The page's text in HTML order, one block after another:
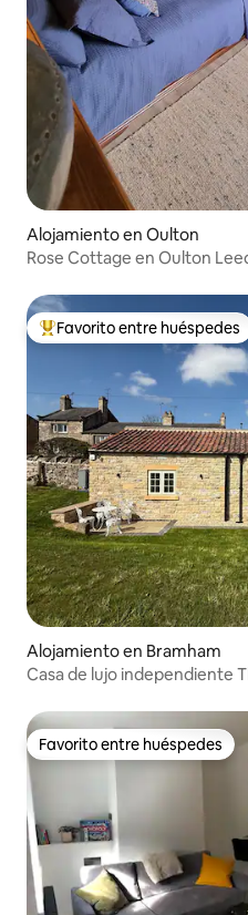
Alojamiento en Oulton
Rose Cottage en Oulton
Favorito entre los
Favorito entre huéspedes
Alojamiento en Bramham
Casa de lujo independiente
Favorito entre huéspedes
Favorito entre huéspedes